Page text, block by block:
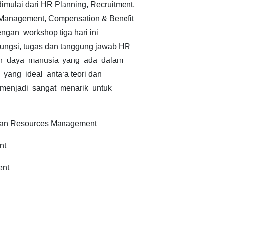
dari HR Planning, Recruitment,
Compensation & Benefit
workshop tiga hari ini
tugas dan tanggung jawab HR
daya manusia yang ada dalam
ideal antara teori dan
sangat menarik untuk
Resources Management